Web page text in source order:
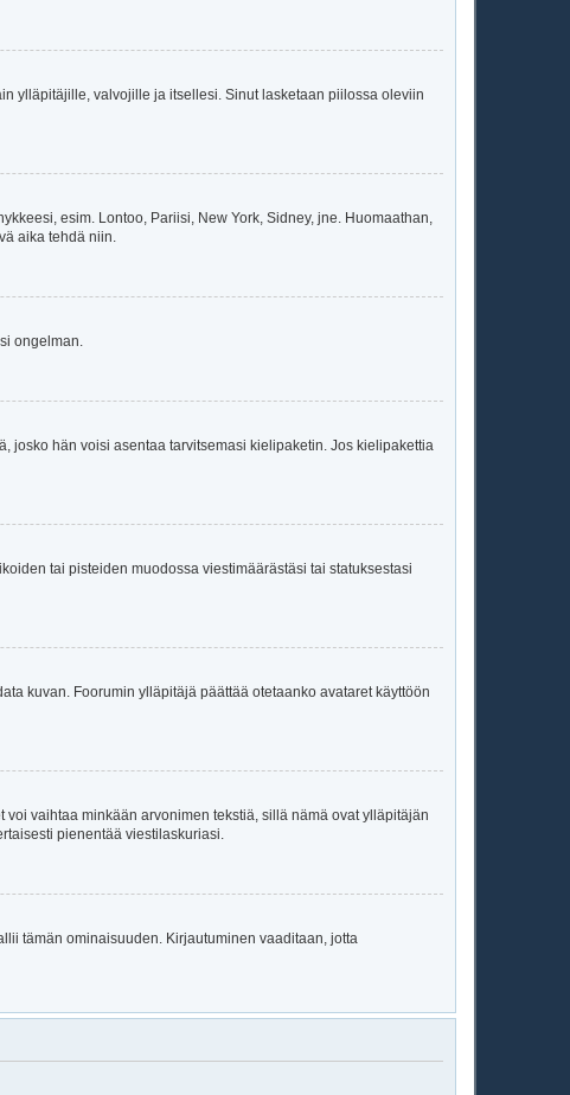
ylläpitäjille, valvojille ja itsellesi. Sinut lasketaan piilossa oleviin
esim. Lontoo, Pariisi, New York, Sidney, jne. Huomaathan,
aika tehdä niin.
ongelman.
josko hän voisi asentaa tarvitsemasi kielipaketin. Jos kielipakettia
tai pisteiden muodossa viestimäärästäsi tai statuksestasi
kuvan. Foorumin ylläpitäjä päättää otetaanko avataret käyttöön
vaihtaa minkään arvonimen tekstiä, sillä nämä ovat ylläpitäjän
pienentää viestilaskuriasi.
tämän ominaisuuden. Kirjautuminen vaaditaan, jotta